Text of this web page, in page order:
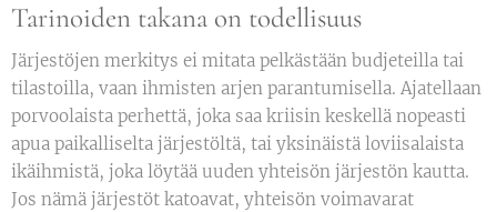
Tarinoiden takana on todellisuus
Järjestöjen merkitys ei mitata pelkästään budjeteilla tai
tilastoilla, vaan ihmisten arjen parantumisella. Ajatellaan
porvoolaista perhettä, joka saa kriisin keskellä nopeasti
apua paikalliselta järjestöltä, tai yksinäistä loviisalaista
ikäihmistä, joka löytää uuden yhteisön järjestön kautta.
Jos nämä järjestöt katoavat, yhteisön voimavarat